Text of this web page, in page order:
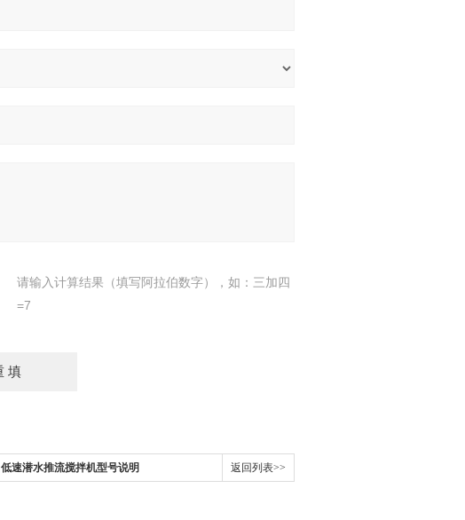
请输入计算结果（填写阿拉伯数字），如：三加四
=7
低速潜水推流搅拌机型号说明 返回列表>>